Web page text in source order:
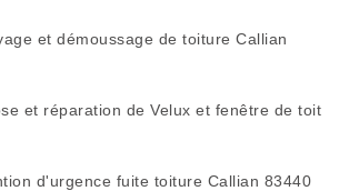
et démoussage de toiture Callian
et réparation de Velux et fenêtre de toit
d'urgence fuite toiture Callian 83440